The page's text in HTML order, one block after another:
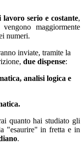
serio e costante,
maggiormente
numeri.
inviate, tramite la
due dispense:
analisi logica e
quanto hai studiato gli
"esaurire" in fretta e in
.